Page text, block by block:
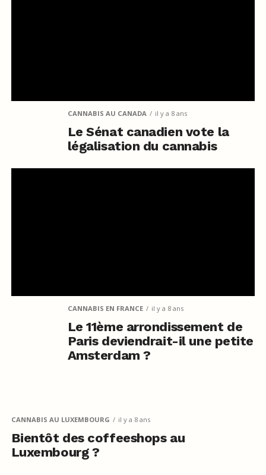
CANNABIS AU CANADA il y a 8 ans
Le Sénat canadien vote la
légalisation du cannabis
CANNABIS EN FRANCE il y a 8 ans
Le 11ème arrondissement de
Paris deviendrait-il une petite
Amsterdam ?
CANNABIS AU LUXEMBOURG il y a 8 ans
Bientôt des coffeeshops au
Luxembourg ?